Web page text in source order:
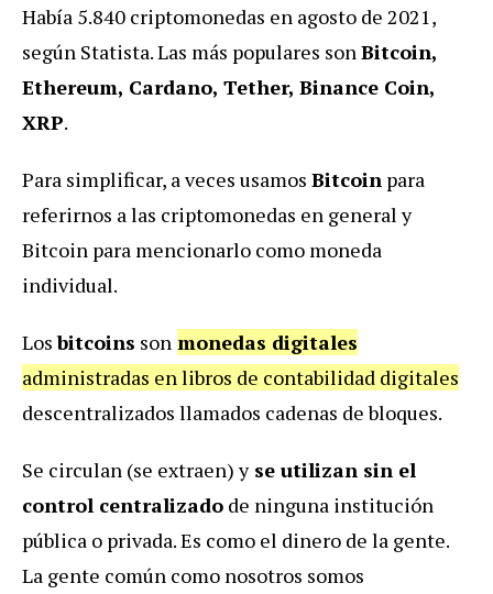
Había 5.840 criptomonedas en agosto de 2021,
según Statista. Las más populares sonBitcoin,
Ethereum, Cardano, Tether, Binance Coin,
XRP.
Para simplificar, a veces usamos Bitcoin para
referirnos a las criptomonedas en general y
Bitcoin para mencionarlo como moneda
individual.
Losbitcoins son monedas digitales
administradas en libros de contabilidad digitales
descentralizados llamados cadenas de bloques.
Se circulan (se extraen) yse utilizan sin el
control centralizado de ninguna institución
pública o privada. Es como el dinero de la gente.
La gente común como nosotros somos